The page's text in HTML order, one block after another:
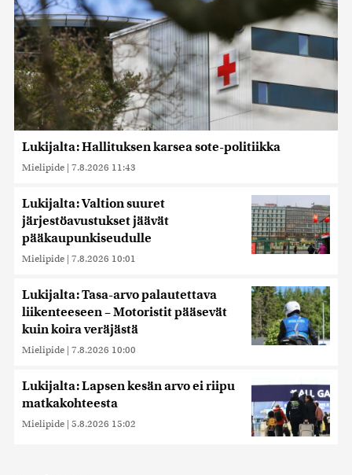
Lukijalta: Hallituksen karsea sote-politiikka
Mielipide | 7.8.2026 11:43
Lukijalta: Valtion suuret
järjestöavustukset jäävät
pääkaupunkiseudulle
Mielipide | 7.8.2026 10:01
Lukijalta: Tasa-arvo palautettava
liikenteeseen – Motoristit pääsevät
kuin koira veräjästä
Mielipide | 7.8.2026 10:00
Lukijalta: Lapsen kesän arvo ei riipu
matkakohteesta
Mielipide | 5.8.2026 15:02